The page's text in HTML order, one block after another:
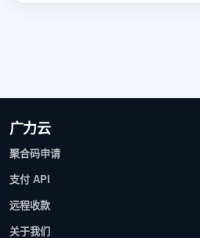
广力云
聚合码申请
支付 API
远程收款
关于我们